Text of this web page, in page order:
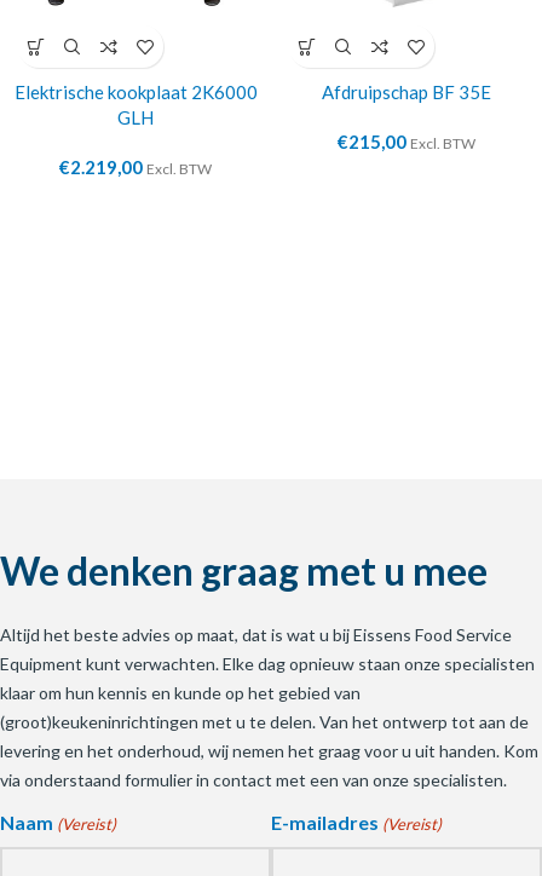
Elektrische kookplaat 2K6000
GLH
€2.219,00 Excl. BTW
Afdruipschap BF 35E
€215,00 Excl. BTW
We denken graag met u mee
Altijd het beste advies op maat, dat is wat u bij Eissens Food Service
Equipment kunt verwachten. Elke dag opnieuw staan onze specialisten
klaar om hun kennis en kunde op het gebied van
(groot)keukeninrichtingen met u te delen. Van het ontwerp tot aan de
levering en het onderhoud, wij nemen het graag voor u uit handen. Kom
via onderstaand formulier in contact met een van onze specialisten.
Naam (Vereist) E-mailadres (Vereist)